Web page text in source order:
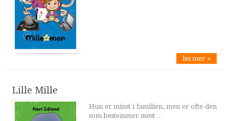
les mer »
Lille Mille
Hun er minst i familien, men er ofte den
som bestemmer mest …